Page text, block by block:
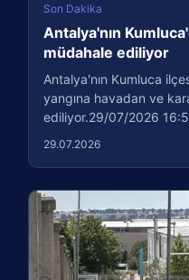
Son Dakika
Antalya'nın
müdahale ediliyor
Antalya'nın Kumluca
yangına havadan ve
ediliyor.29/07/2026
29.07.2026